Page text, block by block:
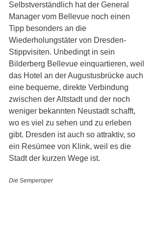
Selbstverständlich hat der General
Manager vom Bellevue noch einen
Tipp besonders an die
Wiederholungstäter von Dresden-
Stippvisiten. Unbedingt in sein
Bilderberg Bellevue einquartieren, weil
das Hotel an der Augustusbrücke auch
eine bequeme, direkte Verbindung
zwischen der Altstadt und der noch
weniger bekannten Neustadt schafft,
wo es viel zu sehen und zu erleben
gibt. Dresden ist auch so attraktiv, so
ein Resümee von Klink, weil es die
Stadt der kurzen Wege ist.
Die Semperoper